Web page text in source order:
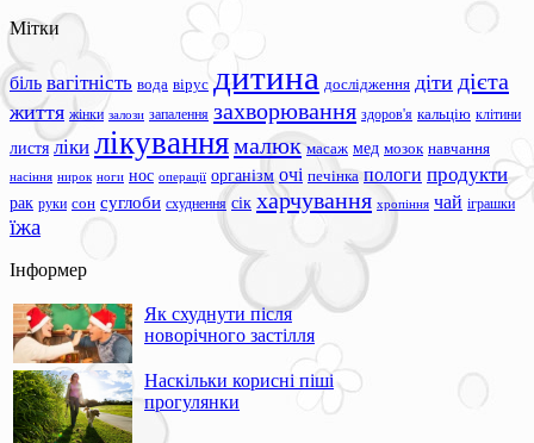
Мітки
біль вагітність вода вірус дитина дослідження діти дієта
життя жінки залози запалення захворювання здоров'я кальцію клітини
листя ліки лікуваннямалюк масаж мед мозок навчання
насіння нирок ноги нос операції організм очі печінка пологи продукти
рак руки сон суглоби схуднення сік харчування хропіння чай іграшки
їжа
Інформер
Як схуднути після
новорічного застілля
Наскільки корисні піші
прогулянки